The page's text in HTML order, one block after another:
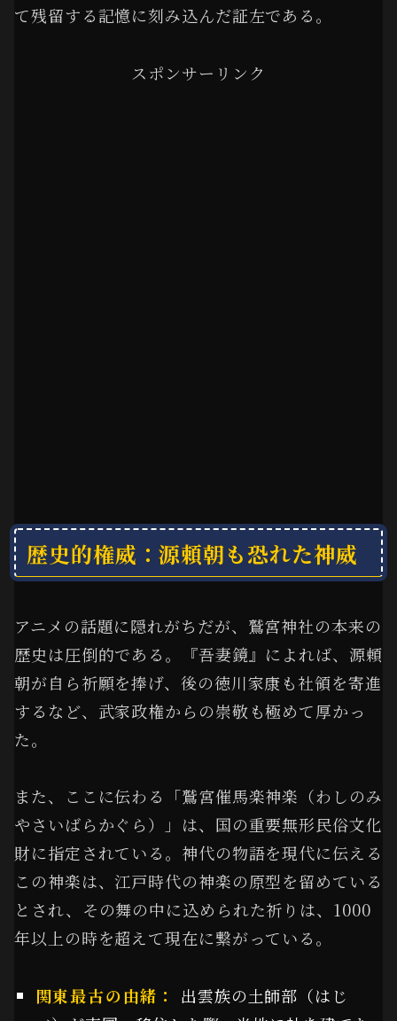
て残留する記憶に刻み込んだ証左である。
スポンサーリンク
歴史的権威：源頼朝も恐れた神威
アニメの話題に隠れがちだが、鷲宮神社の本来の
歴史は圧倒的である。『吾妻鏡』によれば、源頼
朝が自ら祈願を捧げ、後の徳川家康も社領を寄進
するなど、武家政権からの崇敬も極めて厚かっ
た。
また、ここに伝わる「鷲宮催馬楽神楽（わしのみ
やさいばらかぐら）」は、国の重要無形民俗文化
財に指定されている。神代の物語を現代に伝える
この神楽は、江戸時代の神楽の原型を留めている
とされ、その舞の中に込められた祈りは、1000
年以上の時を超えて現在に繋がっている。
関東最古の由緒：
出雲族の土師部（はじ